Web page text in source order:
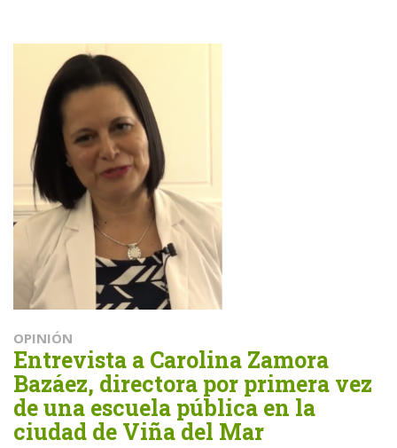
OPINIÓN
Entrevista a Carolina Zamora
Bazáez, directora por primera vez
de una escuela pública en la
ciudad de Viña del Mar